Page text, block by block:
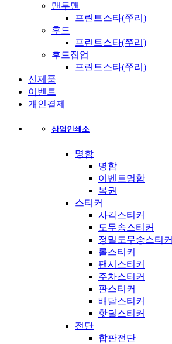
맨투맨
프린트스타(쭈리)
후드
프린트스타(쭈리)
후드집업
프린트스타(쭈리)
신제품
이벤트
개인결제
상업인쇄소
명함
명함
이벤트명함
복권
스티커
사각스티커
도무송스티커
정밀도무송스티커
롤스티커
팬시스티커
주차스티커
판스티커
배달스티커
핫딜스티커
전단
합판전단